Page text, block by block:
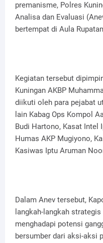
premanisme, Polres
Analisa dan Evaluasi
bertempat di Aula
Kegiatan tersebut
Kuningan AKBP
diikuti oleh para pejabat
lain Kabag Ops Kompol
Budi Hartono, Kasat Intel
Humas AKP Mugiyono,
Kasiwas Iptu Aruman
Dalam Anev tersebut,
langkah-langkah
menghadapi potensi
bersumber dari aksi-aksi